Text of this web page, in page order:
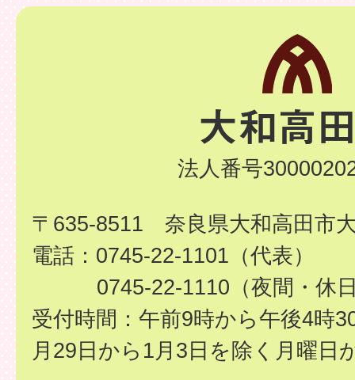
法人番号
〒635-8511 奈良県大和高田市
電話：0745-22-1101（代表）
0745-22-1110（夜間・休
受付時間：午前9時から午後4時
月29日から1月3日を除く月曜日